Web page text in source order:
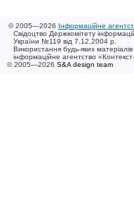
© 2005—2026 Інформаційне
Свідоцтво Держкомітету
України №119 від 7.12.2004 р.
Використання будь-яких
інформаційне агентство
© 2005—2026 S&A design team